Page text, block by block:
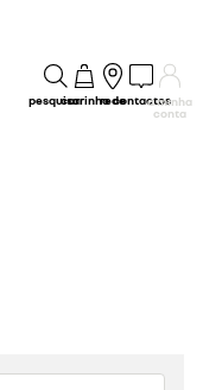
pesquisarcarrinhoredecontactosa minha
conta